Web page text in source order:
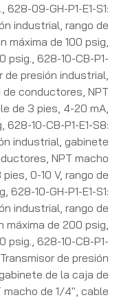
628-09-GH-P1-E1-S1:
industrial, rango de
máxima de 100 psig,
psig. 628-10-CB-P1-
de presión industrial,
conductores, NPT
de 3 pies, 4-20 mA,
628-10-CB-P1-E1-S8:
industrial, gabinete
NPT macho
0-10 V, rango de
628-10-GH-P1-E1-S1:
industrial, rango de
máxima de 200 psig,
psig. 628-10-CB-P1-
Transmisor de presión
de la caja de
de 1/4", cable